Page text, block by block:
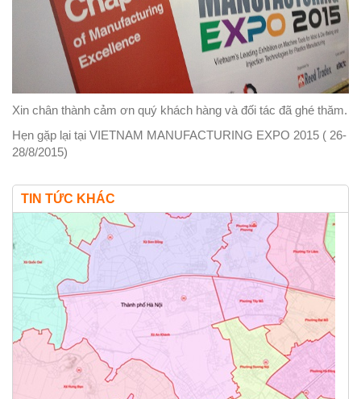
Xin chân thành cảm ơn quý khách hàng và đối tác đã ghé thăm.
Hẹn gặp lại tại VIETNAM MANUFACTURING EXPO 2015 ( 26-
28/8/2015)
TIN TỨC KHÁC